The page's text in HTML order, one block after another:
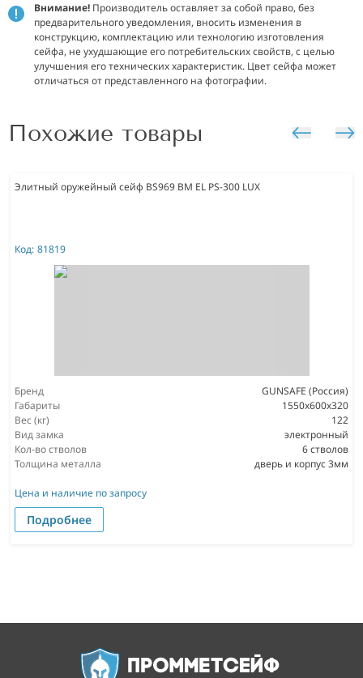
Внимание! Производитель оставляет за собой право, без
предварительного уведомления, вносить изменения в
конструкцию, комплектацию или технологию изготовления
сейфа, не ухудшающие его потребительских свойств, с целью
улучшения его технических характеристик. Цвет сейфа может
отличаться от представленного на фотографии.
Похожие товары
Элитный оружейный сейф BS969 BM EL PS-300 LUX
Код: 81819
Бренд
GUNSAFE (Россия)
Габариты
1550x600x320
Вес (кг)
122
Вид замка
электронный
Кол-во стволов
6 стволов
Толщина металла
дверь и корпус 3мм
Цена и наличие по запросу
Подробнее